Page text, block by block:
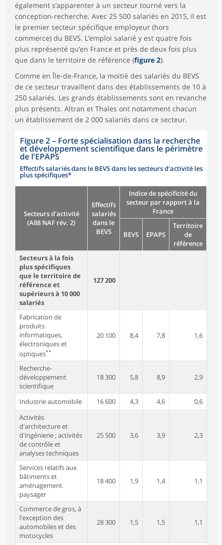
également s’apparenter à un secteur tourné vers la
conception-recherche. Avec 25 500 salariés en 2015, il est
le premier secteur spécifique employeur (hors
commerce) du BEVS. L’emploi salarié y est quatre fois
plus représenté qu’en France et près de deux fois plus
que dans le territoire de référence (figure 2).
Comme en Île-de-France, la moitié des salariés du BEVS
de ce secteur travaillent dans des établissements de 10 à
250 salariés. Les grands établissements sont en revanche
plus présents. Altran et Thales ont notamment chacun
un établissement de 2 000 salariés dans ce secteur.
Figure 2– Forte spécialisation dans la recherche
et développement scientifique dans le périmètre
de l'EPAPS
Effectifs salariés dans le BEVS dans les secteurs d'activité les
plus spécifiques*
Secteurs d'activité
(A88 NAF rév. 2)
Effectifs
salariés
dans le
BEVS
Indice de spécificité du
secteur par rapport à la
France
BEVS EPAPS
Territoire
de
référence
Secteurs à la fois
plus spécifiques
que le territoire de
référence et
supérieurs à 10 000
salariés
127 200
Fabrication de
produits
informatiques,
électroniques et
optiques**
20 100 8,4 7,8 1,6
Recherche-
développement
scientifique
18 300 5,8 8,9 2,9
Industrie automobile 16 600 4,3 4,6
0,6
Activités
d'architecture et
d'ingénierie ; activités
de contrôle et
analyses techniques
25 500 3,6 3,9 2,3
Services relatifs aux
bâtiments et
aménagement
paysager
18 400 1,9 1,4 1,1
Commerce de gros, à
l'exception des
automobiles et des
motocycles
28 300 1,5 1,5 1,1